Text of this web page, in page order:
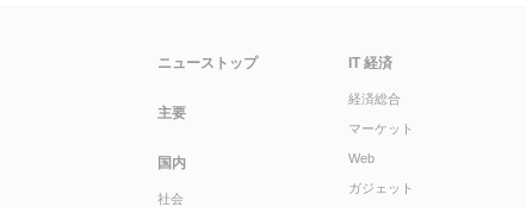
ニューストップ
主要
国内
社会
IT 経済
経済総合
マーケット
Web
ガジェット